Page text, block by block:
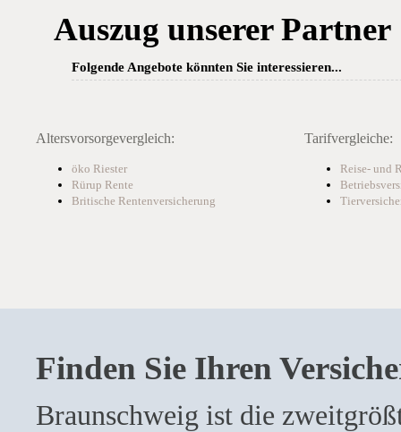
Auszug unserer Partner
Folgende Angebote könnten Sie interessieren...
Altersvorsorgevergleich:
öko Riester
Rürup Rente
Britische Rentenversicherung
Tarifvergleiche:
Reise- und
Finden Sie Ihren
Braunschweig ist die